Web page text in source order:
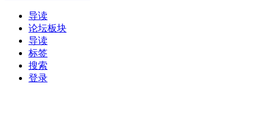
导读
论坛板块
导读
标签
搜索
登录